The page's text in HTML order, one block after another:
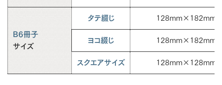
B6冊子
サイズ
タテ綴じ 128mm×182mm
ヨコ綴じ 128mm×182mm
スクエアサイズ 128mm×128mm